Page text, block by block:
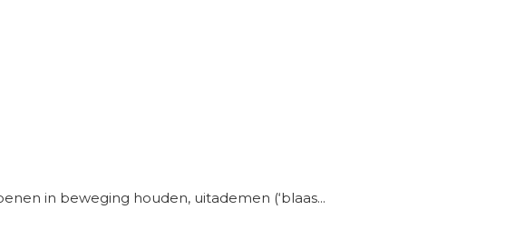
in beweging houden, uitademen (‘blaas...